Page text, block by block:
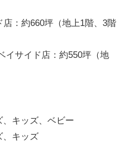
：約660坪（地上1階、3階
イサイド店：約550坪（地
キッズ、ベビー
、キッズ